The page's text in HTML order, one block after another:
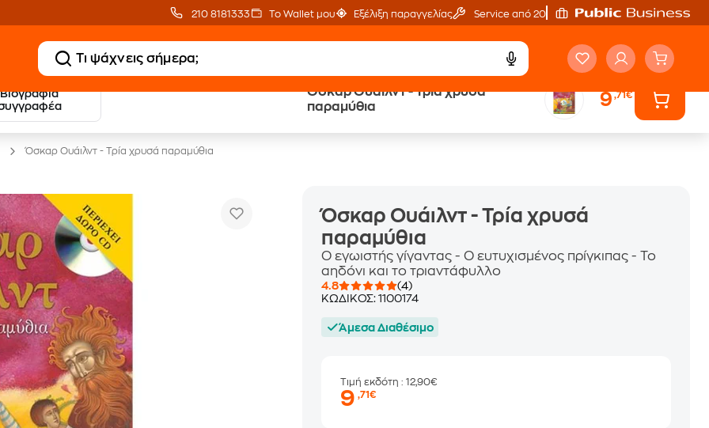
210 8181333 Το Wallet μου Εξέλιξη παραγγελίας Service από 20'
Βιογραφία
Όσκαρ Ουάιλντ - Τρία χρυσά
παραμύθια
9,71€
20 € Public επιστροφή
με Snappi
Δωρεάν Μεταφορικά
Όσκαρ Ουάιλντ - Τρία χρυσά παραμύθια
Όσκαρ Ουάιλντ - Τρία χρυσά
παραμύθια
Ο εγωιστής γίγαντας - Ο ευτυχισμένος πρίγκιπας - Το
αηδόνι και το τριαντάφυλλο
4.8
(4)
ΚΩΔΙΚΟΣ:1100174
Άμεσα Διαθέσιμο
Τιμή εκδότη: 12,90€
9,71€